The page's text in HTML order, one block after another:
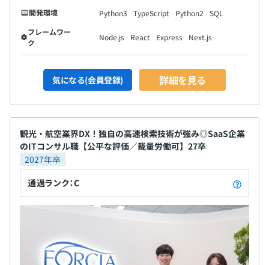
開発環境
Python3 TypeScript Python2
SQL
フレームワー
ク
Node.js React Express Next.js
気になる(会員登録) 詳細を見る
観光・航空業界DX！独自の高速検索技術が強み◎SaaS企業
のITコンサル職【公平な評価／裁量労働可】27卒
2027年卒
通過ランク：C